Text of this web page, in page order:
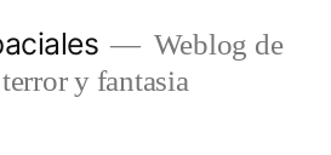
Weblog de
y fantasia